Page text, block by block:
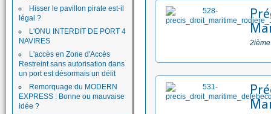
Hisser le pavillon pirate est-il
légal ?
L'ONU INTERDIT DE PORT 4
NAVIRES
L'accès en Zone d'Accès
Restreint sans autorisation dans
un port est désormais un délit
Remorquage du MODERN
EXPRESS : Bonne ou mauvaise
idée ?